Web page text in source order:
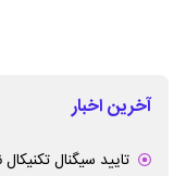
آخرین اخبار
تایید سیگنال